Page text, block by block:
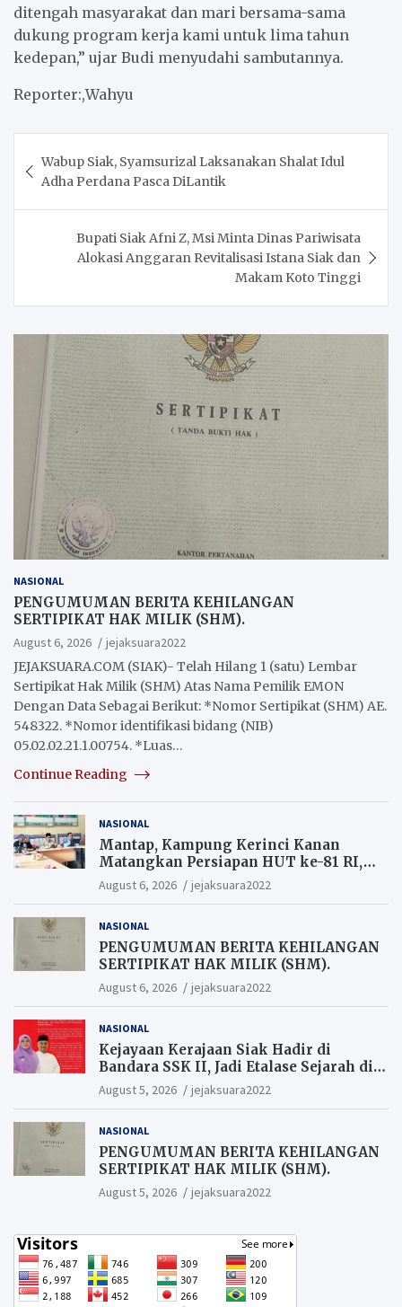
ditengah masyarakat dan mari bersama-sama
dukung program kerja kami untuk lima tahun
kedepan,” ujar Budi menyudahi sambutannya.
Reporter:,Wahyu
navigation
Wabup Siak, Syamsurizal Laksanakan Shalat Idul
Adha Perdana Pasca DiLantik
Bupati Siak Afni Z, Msi Minta Dinas Pariwisata
Alokasi Anggaran Revitalisasi Istana Siak dan
Makam Koto Tinggi
NASIONAL
PENGUMUMAN BERITA KEHILANGAN
SERTIPIKAT HAK MILIK (SHM).
August 6, 2026
jejaksuara2022
JEJAKSUARA.COM (SIAK)- Telah Hilang 1 (satu) Lembar
Sertipikat Hak Milik (SHM) Atas Nama Pemilik EMON
Dengan Data Sebagai Berikut: *Nomor Sertipikat (SHM) AE.
548322. *Nomor identifikasi bidang (NIB)
05.02.02.21.1.00754. *Luas…
Continue Reading
NASIONAL
Mantap, Kampung Kerinci Kanan
Matangkan Persiapan HUT ke-81 RI,
Warga yang ikut Upacara
Berkesempatan Raih Hadiah
August 6, 2026 jejaksuara2022
NASIONAL
PENGUMUMAN BERITA KEHILANGAN
SERTIPIKAT HAK MILIK (SHM).
August 6, 2026 jejaksuara2022
NASIONAL
Kejayaan Kerajaan Siak Hadir di
Bandara SSK II, Jadi Etalase Sejarah di
Gerbang Riau
August 5, 2026 jejaksuara2022
NASIONAL
PENGUMUMAN BERITA KEHILANGAN
SERTIPIKAT HAK MILIK (SHM).
August 5, 2026 jejaksuara2022